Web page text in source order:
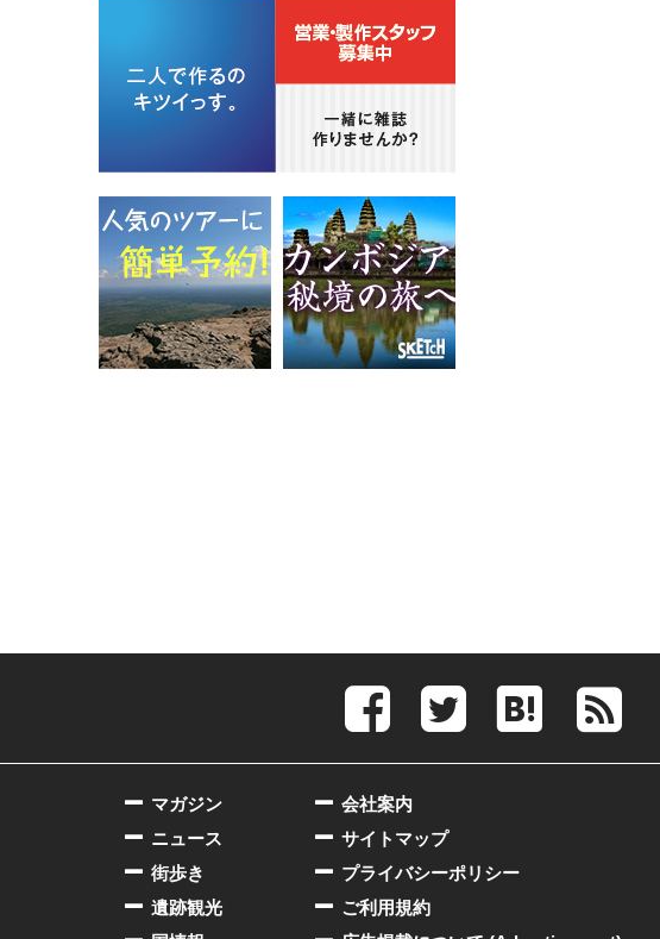
会社案内
サイトマップ
プライバシーポリシー
ご利用規約
マガジン
ニュース
街歩き
遺跡観光